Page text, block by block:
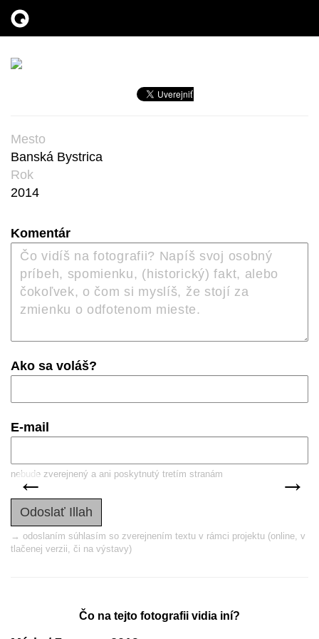
←
predchádzajúca →
Mesto
Banská Bystrica
Rok
2014
Komentár
Ako sa voláš?
E-mail
nebude zverejnený a ani poskytnutý tretím stranám
→ odoslaním súhlasím so zverejnením textu v rámci projektu (online, v
tlačenej verzii, či na výstavy)
Čo na tejto fotografii vidia iní?